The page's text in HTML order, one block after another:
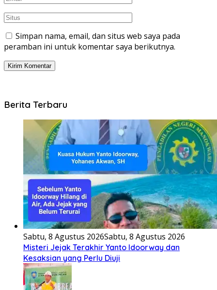
Simpan nama, email, dan situs web saya pada
peramban ini untuk komentar saya berikutnya.
Berita Terbaru
Sabtu, 8 Agustus 2026Sabtu, 8 Agustus 2026
Misteri Jejak Terakhir Yanto Idoorway dan
Kesaksian yang Perlu Diuji